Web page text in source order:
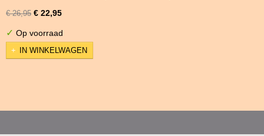
€ 26,95 € 22,95
✓ Op voorraad
IN WINKELWAGEN